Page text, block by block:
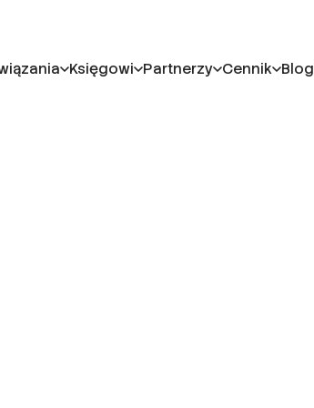
Księgowi Partnerzy Cennik Blog